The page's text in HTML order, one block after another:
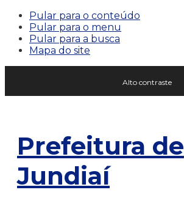
Pular para o conteúdo
Pular para o menu
Pular para a busca
Mapa do site
Alto contraste
Prefeitura de
Jundiaí